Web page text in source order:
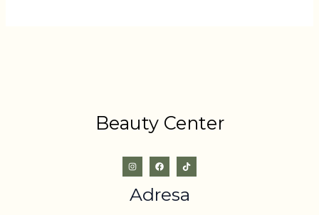
Beauty Center
Adresa